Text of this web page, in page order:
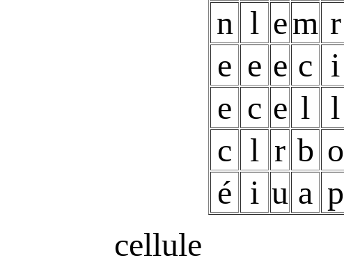
n l em r
e e e c i
e c e l l
c l r b o
é i u a p
cellule